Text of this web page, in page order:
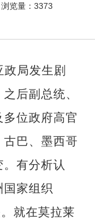
览量：3373
局发生剧
后副总统、
位政府高官
巴、墨西哥
有分析认
国家组织
就在莫拉莱